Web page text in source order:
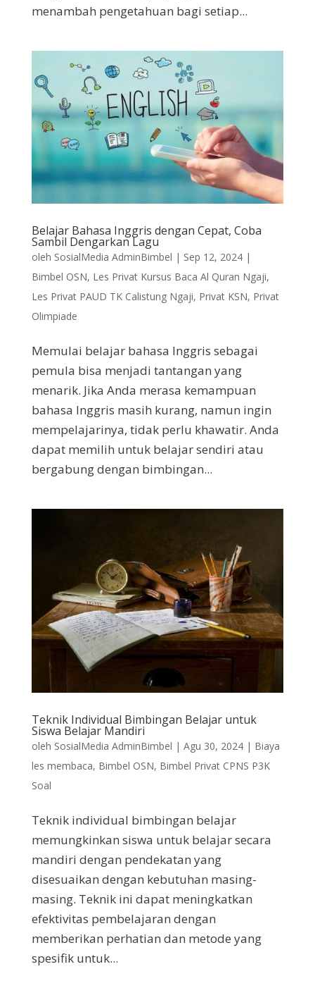
menambah pengetahuan bagi setiap...
Belajar Bahasa Inggris dengan Cepat, Coba
Sambil Dengarkan Lagu
oleh SosialMedia AdminBimbel | Sep 12, 2024|
Bimbel OSN, Les Privat Kursus Baca Al Quran Ngaji,
Les Privat PAUD TK Calistung Ngaji, Privat KSN, Privat
Olimpiade
Memulai belajar bahasa Inggris sebagai
pemula bisa menjadi tantangan yang
menarik. Jika Anda merasa kemampuan
bahasa Inggris masih kurang, namun ingin
mempelajarinya, tidak perlu khawatir. Anda
dapat memilih untuk belajar sendiri atau
bergabung dengan bimbingan...
Teknik Individual Bimbingan Belajar untuk
Siswa Belajar Mandiri
oleh SosialMedia AdminBimbel | Agu 30, 2024| Biaya
les membaca, Bimbel OSN, Bimbel Privat CPNS P3K
Soal
Teknik individual bimbingan belajar
memungkinkan siswa untuk belajar secara
mandiri dengan pendekatan yang
disesuaikan dengan kebutuhan masing-
masing. Teknik ini dapat meningkatkan
efektivitas pembelajaran dengan
memberikan perhatian dan metode yang
spesifik untuk...